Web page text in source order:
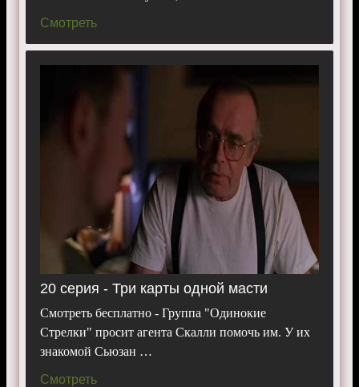
Смотреть
20 серия - Три карты одной масти
Смотреть бесплатно - Группа "Одинокие
Стрелки" просит агента Скалли помочь им. У их
знакомой Сьюзан …
Смотреть